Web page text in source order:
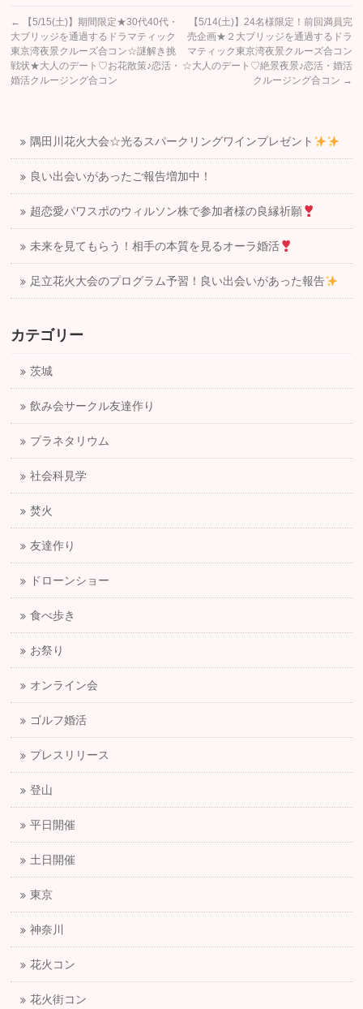
←
【5/15(土)】期間限定★30代40代・
大ブリッジを通過するドラマティック
東京湾夜景クルーズ合コン☆謎解き挑
戦状★大人のデート♡お花散策♪恋活・
婚活クルージング合コン
【5/14(土)】24名様限定！前回満員完
売企画★２大ブリッジを通過するドラ
マティック東京湾夜景クルーズ合コン
☆大人のデート♡絶景夜景♪恋活・婚活
クルージング合コン →
隅田川花火大会☆光るスパークリングワインプレゼント
良い出会いがあったご報告増加中！
超恋愛パワスポのウィルソン株で参加者様の良縁祈願
未来を見てもらう！相手の本質を見るオーラ婚活
足立花火大会のプログラム予習！良い出会いがあった報告
カテゴリー
茨城
飲み会サークル友達作り
プラネタリウム
社会科見学
焚火
友達作り
ドローンショー
食べ歩き
お祭り
オンライン会
ゴルフ婚活
プレスリリース
登山
平日開催
土日開催
東京
神奈川
花火コン
花火街コン